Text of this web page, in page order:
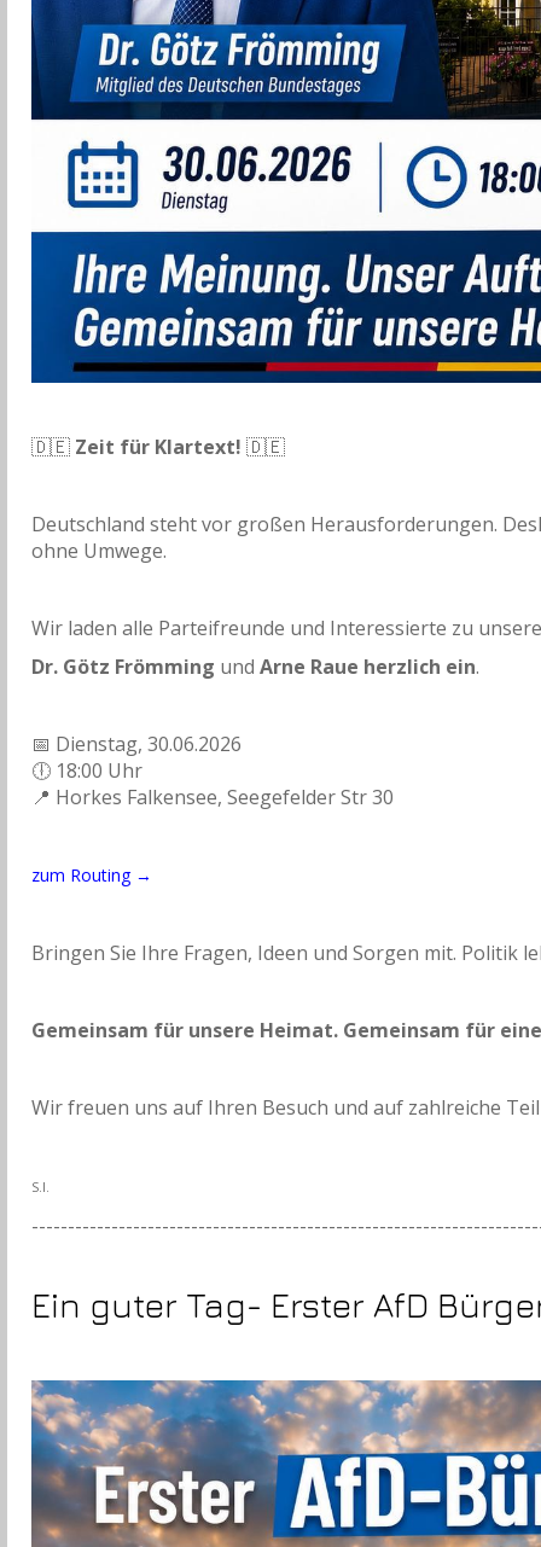
🇩🇪 Zeit für Klartext! 🇩🇪
Deutschland steht vor großen Herausforderungen.
ohne Umwege.
Wir laden alle Parteifreunde und Interessierte zu
Dr. Götz Frömming und Arne Raue herzlich ein.
📅 Dienstag, 30.06.2026
🕕 18:00 Uhr
📍 Horkes Falkensee, Seegefelder Str 30
zum Routing →
Bringen Sie Ihre Fragen, Ideen und Sorgen mit. Politik
Gemeinsam für unsere Heimat. Gemeinsam für
Wir freuen uns auf Ihren Besuch und auf zahlreiche
S.I.
Ein guter Tag- Erster AfD